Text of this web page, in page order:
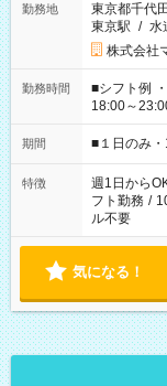
勤務地
東京都千代
東京駅 / 水
株式会社
勤務時間
■シフト例
18:00～
etc ★最短で3時間で5,120円のお仕事から 15時間で2万円近く稼
げるお仕事も！ ご希望のお時間に合わせてご紹
ください！
期間 ■１日のみ・
特徴 週1日から
フト勤務 /
ル不要
気になる！